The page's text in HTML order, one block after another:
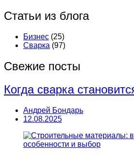
Статьи из блога
Бизнес (25)
Сварка (97)
Свежие посты
Когда сварка
Андрей Бондарь
12.08.2025